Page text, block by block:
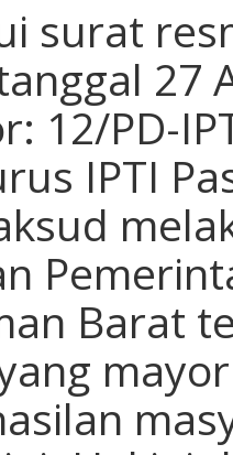
surat
27
12/PD-
IPTI
Barat